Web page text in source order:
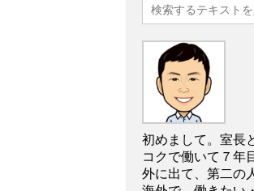
初めまして。室長
コクで働いて７年
外に出て、第二の